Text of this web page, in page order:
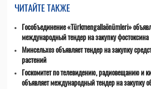
ЧИТАЙТЕ ТАКЖЕ
Гособъединение «Türkmengallaönümleri»
международный тендер на закупку фостоксина
Минсельхоз объявляет тендер на закупку
растений
Госкомитет по телевидению, радиовещанию и
объявляет международный тендер на закупку